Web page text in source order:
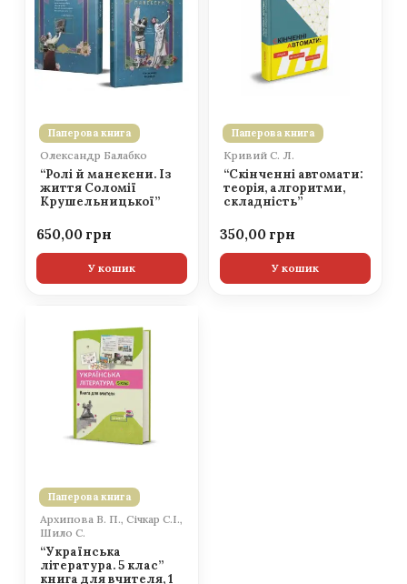
Паперова книга
Олександр Балабко
“Ролі й манекени. Із
життя Соломії
Крушельницької”
650,00
У кошик
Паперова книга
Кривий С. Л.
“Скінченні автомати:
теорія, алгоритми,
складність”
350,00
У кошик
Паперова книга
Архипова В. П., Січкар С.І.,
Шило С.
“Українська
література. 5 клас”
книга для вчителя, 1